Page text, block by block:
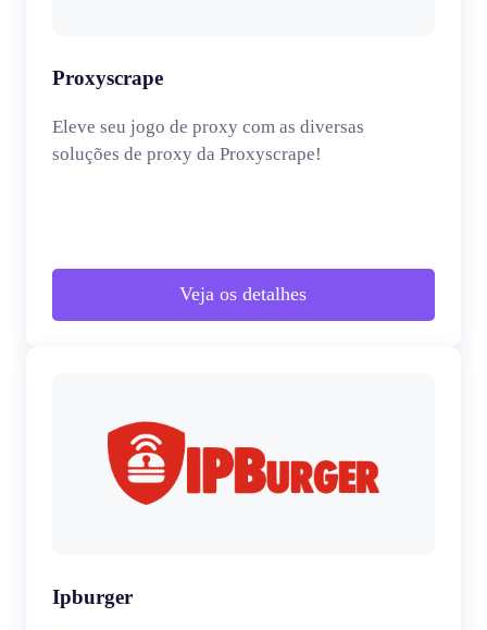
Proxyscrape
Eleve seu jogo de proxy com as diversas
soluções de proxy da Proxyscrape!
Veja os detalhes
Ipburger